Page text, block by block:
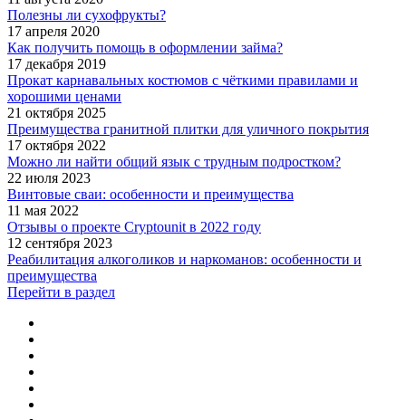
Полезны ли сухофрукты?
17 апреля 2020
Как получить помощь в оформлении займа?
17 декабря 2019
Прокат карнавальных костюмов с чёткими правилами и
хорошими ценами
21 октября 2025
Преимущества гранитной плитки для уличного покрытия
17 октября 2022
Можно ли найти общий язык с трудным подростком?
22 июля 2023
Винтовые сваи: особенности и преимущества
11 мая 2022
Отзывы о проекте Cryptounit в 2022 году
12 сентября 2023
Реабилитация алкоголиков и наркоманов: особенности и
преимущества
Перейти в раздел